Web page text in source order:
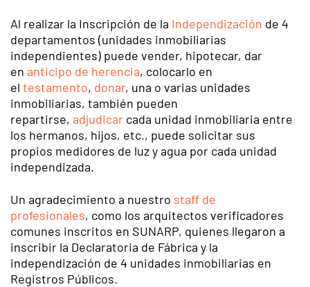
Al realizar la Inscripción de la Independización de 4
departamentos (unidades inmobiliarias
independientes) puede vender, hipotecar, dar
en anticipo de herencia, colocarlo en
el testamento, donar, una o varias unidades
inmobiliarias, también pueden
repartirse, adjudicar cada unidad inmobiliaria entre
los hermanos, hijos, etc., puede solicitar sus
propios medidores de luz y agua por cada unidad
independizada.
Un agradecimiento a nuestro staff de
profesionales, como los arquitectos verificadores
comunes inscritos en SUNARP, quienes llegaron a
inscribir la Declaratoria de Fábrica y la
independización de 4 unidades inmobiliarias en
Registros Públicos.